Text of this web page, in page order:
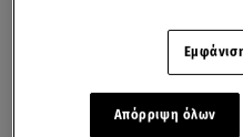
Απόρριψη όλων